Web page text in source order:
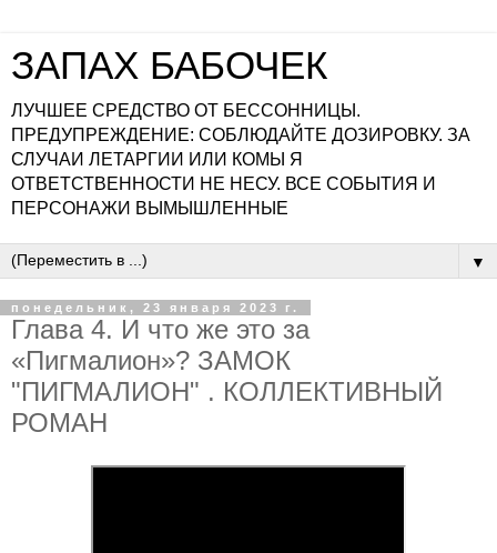
ЗАПАХ БАБОЧЕК
ЛУЧШЕЕ СРЕДСТВО ОТ БЕССОННИЦЫ.
ПРЕДУПРЕЖДЕНИЕ: СОБЛЮДАЙТЕ ДОЗИРОВКУ. ЗА
СЛУЧАИ ЛЕТАРГИИ ИЛИ КОМЫ Я
ОТВЕТСТВЕННОСТИ НЕ НЕСУ. ВСЕ СОБЫТИЯ И
ПЕРСОНАЖИ ВЫМЫШЛЕННЫЕ
▼
понедельник, 23 января 2023 г.
Глава 4. И что же это за
«Пигмалион»? ЗАМОК
"ПИГМАЛИОН" . КОЛЛЕКТИВНЫЙ
РОМАН